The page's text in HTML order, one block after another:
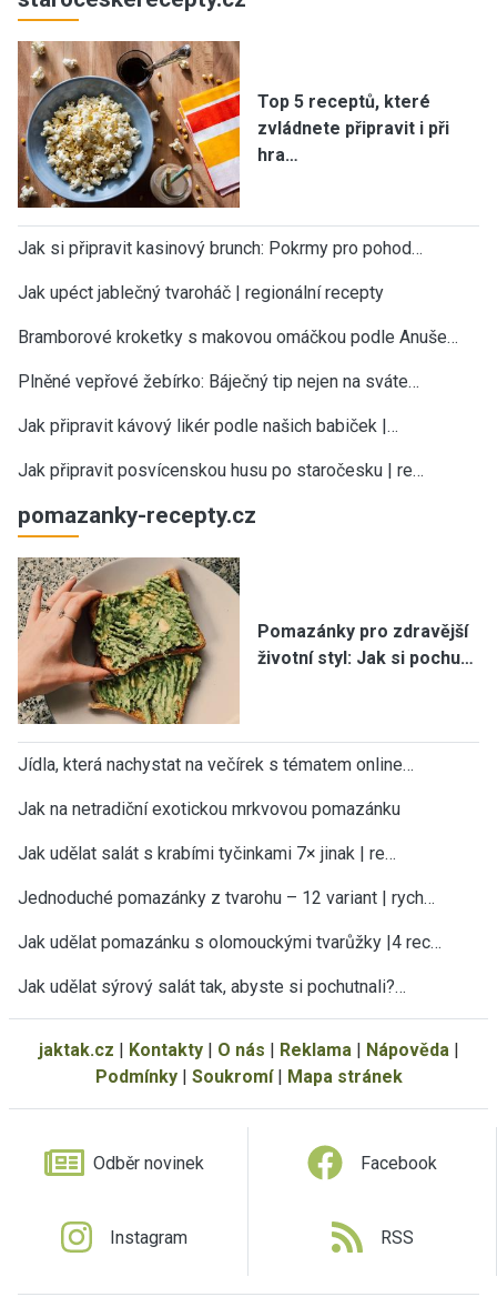
Top 5 receptů, které
zvládnete připravit i při
hra…
Jak si připravit kasinový brunch: Pokrmy pro pohod…
Jak upéct jablečný tvaroháč | regionální recepty
Bramborové kroketky s makovou omáčkou podle Anuše…
Plněné vepřové žebírko: Báječný tip nejen na sváte…
Jak připravit kávový likér podle našich babiček |…
Jak připravit posvícenskou husu po staročesku | re…
pomazanky-recepty.cz
Pomazánky pro zdravější
životní styl: Jak si pochu…
Jídla, která nachystat na večírek s tématem online…
Jak na netradiční exotickou mrkvovou pomazánku
Jak udělat salát s krabími tyčinkami 7× jinak | re…
Jednoduché pomazánky z tvarohu – 12 variant | rych…
Jak udělat pomazánku s olomouckými tvarůžky |4 rec…
Jak udělat sýrový salát tak, abyste si pochutnali?…
jaktak.cz | Kontakty| O nás | Reklama | Nápověda |
Podmínky| Soukromí| Mapa stránek
Odběr novinek Facebook
Instagram RSS